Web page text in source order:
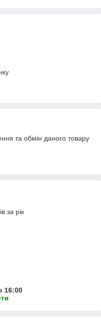
та обмін даного товару
за рік
16:00